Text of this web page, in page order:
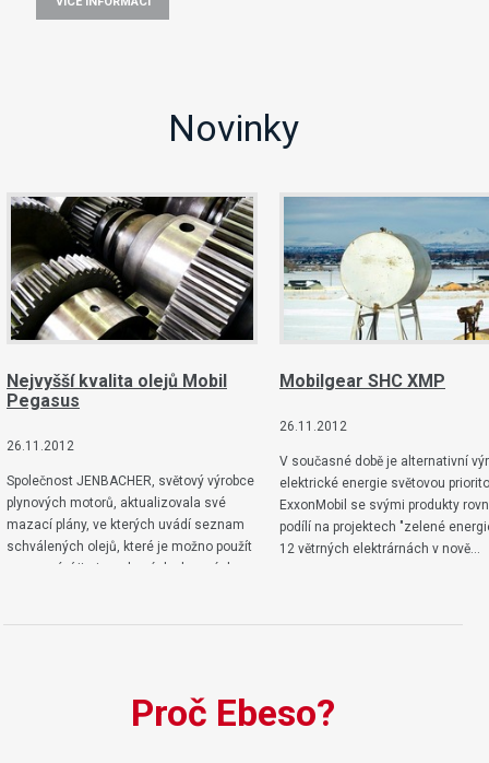
Novinky
Nejvyšší kvalita olejů Mobil
Pegasus
26.11.2012
Společnost JENBACHER, světový výrobce
plynových motorů, aktualizovala své
mazací plány, ve kterých uvádí seznam
schválených olejů, které je možno použít
pro mazání jimi vyrobených plynových
Mobilgear SHC XMP
26.11.2012
V současné době je alternativní
elektrické energie světovou
ExxonMobil se svými produkty
podílí na projektech "zelené
12 větrných elektrárnách v nově…
Proč Ebeso?